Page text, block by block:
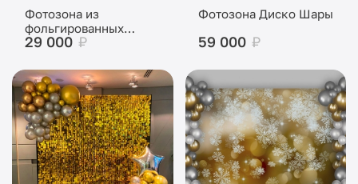
Фотозона из
фольгированных
шаров
29 000 ₽
Фотозона Диско Шары
59 000 ₽